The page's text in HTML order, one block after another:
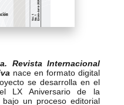
Revista Internacional
nace en formato digital
se desarrolla en el
LX Aniversario de la
bajo un proceso editorial